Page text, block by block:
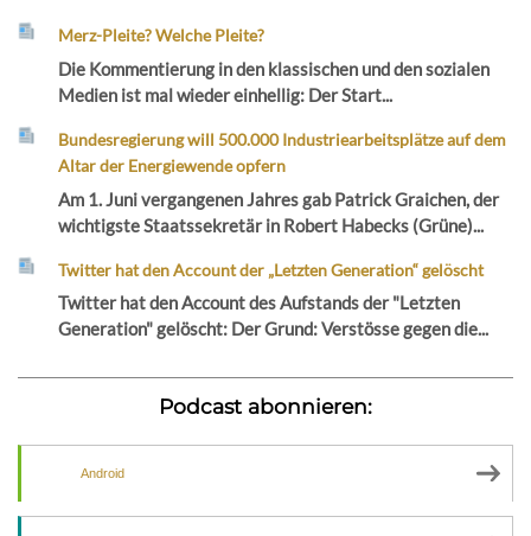
Merz-Pleite? Welche Pleite?
Die Kommentierung in den klassischen und den sozialen
Medien ist mal wieder einhellig: Der Start...
Bundesregierung will 500.000 Industriearbeitsplätze auf dem
Altar der Energiewende opfern
Am 1. Juni vergangenen Jahres gab Patrick Graichen, der
wichtigste Staatssekretär in Robert Habecks (Grüne)...
Twitter hat den Account der „Letzten Generation“ gelöscht
Twitter hat den Account des Aufstands der "Letzten
Generation" gelöscht: Der Grund: Verstösse gegen die...
Podcast abonnieren:
Android